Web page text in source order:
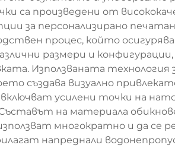
са произведени от
за персонализирано
процес, който
размери и
Използваната технология
създава визуално
усилени точки на
на материала
многократно и да се
напреднали